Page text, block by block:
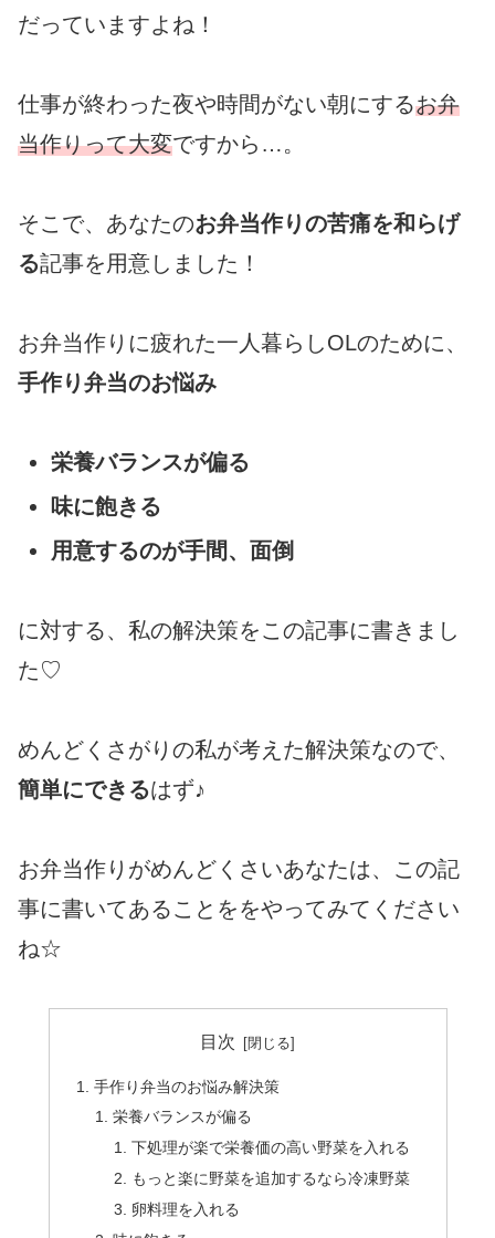
だっていますよね！
仕事が終わった夜や時間がない朝にするお弁
当作りって大変ですから…。
そこで、あなたのお弁当作りの苦痛を和らげ
る記事を用意しました！
お弁当作りに疲れた一人暮らしOLのために、
手作り弁当のお悩み
栄養バランスが偏る
味に飽きる
用意するのが手間、面倒
に対する、私の解決策をこの記事に書きまし
た♡
めんどくさがりの私が考えた解決策なので、
簡単にできるはず♪
お弁当作りがめんどくさいあなたは、この記
事に書いてあることををやってみてください
ね☆
目次
手作り弁当のお悩み解決策
栄養バランスが偏る
下処理が楽で栄養価の高い野菜を入れる
もっと楽に野菜を追加するなら冷凍野菜
卵料理を入れる